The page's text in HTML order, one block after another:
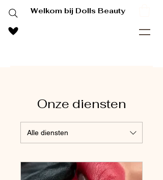
Welkom bij Dolls Beauty
Onze diensten
Alle diensten